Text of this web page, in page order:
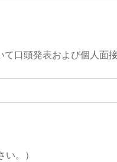
て口頭発表および個人面
。）